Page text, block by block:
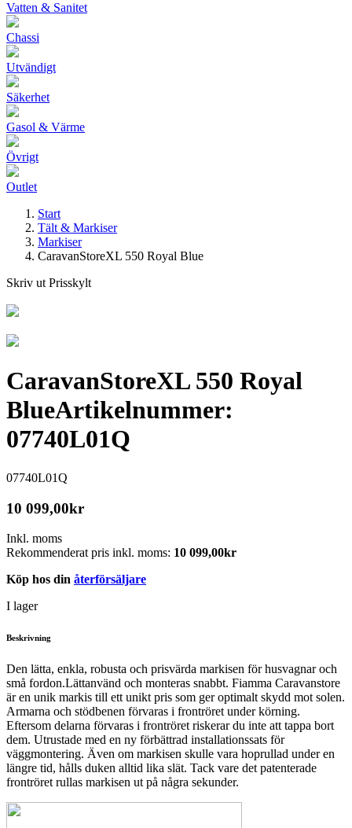
Vatten & Sanitet
Chassi
Utvändigt
Säkerhet
Gasol & Värme
Övrigt
Outlet
Start
Tält & Markiser
Markiser
CaravanStoreXL 550 Royal Blue
Skriv ut Prisskylt
CaravanStoreXL 550 Royal
BlueArtikelnummer:
07740L01Q
07740L01Q
10 099,00kr
Inkl. moms
Rekommenderat pris inkl. moms: 10 099,00kr
Köp hos din återförsäljare
I lager
Beskrivning
Den lätta, enkla, robusta och prisvärda markisen för husvagnar och
små fordon.Lättanvänd och monteras snabbt. Fiamma Caravanstore
är en unik markis till ett unikt pris som ger optimalt skydd mot solen.
Armarna och stödbenen förvaras i frontröret under körning.
Eftersom delarna förvaras i frontröret riskerar du inte att tappa bort
dem. Utrustade med en ny förbättrad installationssats för
väggmontering. Även om markisen skulle vara hoprullad under en
längre tid, hålls duken alltid lika slät. Tack vare det patenterade
frontröret rullas markisen ut på några sekunder.